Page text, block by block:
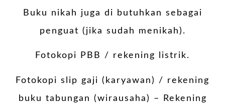
Buku nikah juga di butuhkan sebagai
penguat (jika sudah menikah).
Fotokopi PBB / rekening listrik.
Fotokopi slip gaji (karyawan) / rekening
buku tabungan (wirausaha) – Rekening